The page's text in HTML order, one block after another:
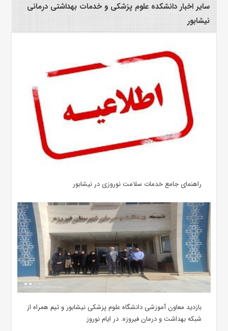
سایر اخبار دانشکده علوم پزشکی و خدمات بهداشتی درمانی
نیشابور
راهنمای جامع خدمات سلامت نوروزی در نیشابور
بازدید معاون آموزشی دانشگاه علوم پزشکی نیشابور و تیم همراه از
شبکه بهداشت و درمان فیروزه. در ایام نوروز